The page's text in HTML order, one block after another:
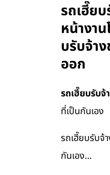
รถเฮี๊ย
หน้างา
บรับจ้า
ออก
รถเฮี๊ยบรับจ้
ที่เป็นกันเอง
รถเฮี๊ยบรับจ้
กันเอง…